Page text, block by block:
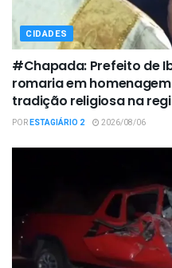
CIDADES
#Chapada: Prefeito de
romaria em
tradição religiosa na
PORESTAGIÁRIO 2 2026/08/06